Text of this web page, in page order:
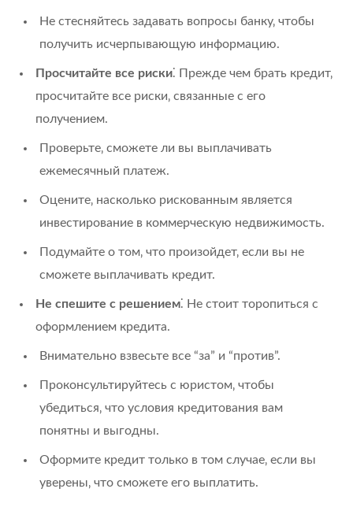
Не стесняйтесь задавать вопросы банку‚ чтобы
получить исчерпывающую информацию.
Просчитайте все риски⁚ Прежде чем брать кредит‚
просчитайте все риски‚ связанные с его
получением.
Проверьте‚ сможете ли вы выплачивать
ежемесячный платеж.
Оцените‚ насколько рискованным является
инвестирование в коммерческую недвижимость.
Подумайте о том‚ что произойдет‚ если вы не
сможете выплачивать кредит.
Не спешите с решением⁚ Не стоит торопиться с
оформлением кредита.
Внимательно взвесьте все “за” и “против”.
Проконсультируйтесь с юристом‚ чтобы
убедиться‚ что условия кредитования вам
понятны и выгодны.
Оформите кредит только в том случае‚ если вы
уверены‚ что сможете его выплатить.